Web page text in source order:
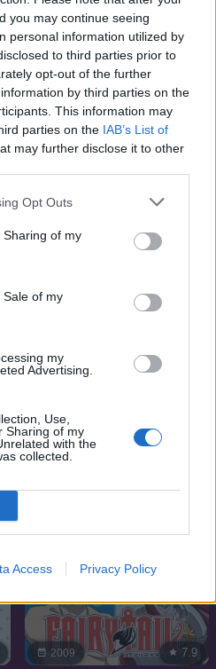
you may continue seeing
personal information utilized by
to third parties prior to
opt-out of the further
by third parties on the
This information may
parties on the IAB’s List of
may further disclose it to other
Opt Outs
of my
of my
my
Advertising.
Use,
Sharing of my
with the
collected.
Access Privacy Policy
2023
Watamote
SOROZAT
Nyekk, a macska
2009 7.9